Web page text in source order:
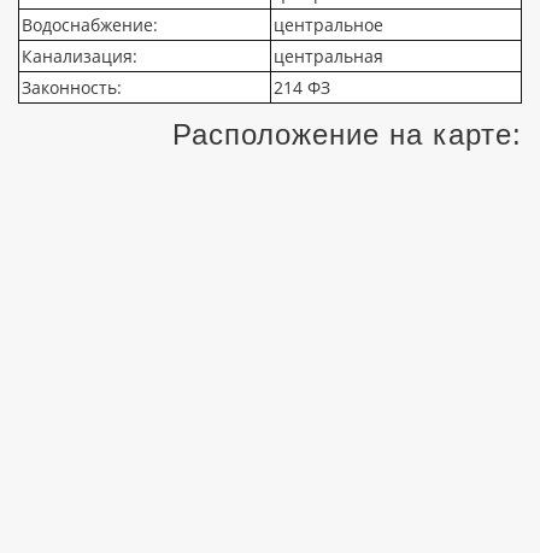
Водоснабжение:
центральное
Канализация:
центральная
Законность:
214 ФЗ
Расположение на карте: